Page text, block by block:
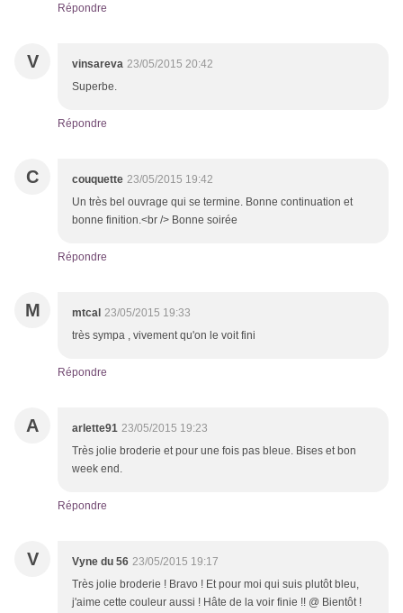
Répondre
V vinsareva 23/05/2015 20:42
Superbe.
Répondre
C couquette 23/05/2015 19:42
Un très bel ouvrage qui se termine. Bonne continuation et
bonne finition.<br /> Bonne soirée
Répondre
M mtcal 23/05/2015 19:33
très sympa , vivement qu'on le voit fini
Répondre
A arlette91 23/05/2015 19:23
Très jolie broderie et pour une fois pas bleue. Bises et bon
week end.
Répondre
V Vyne du 56 23/05/2015 19:17
Très jolie broderie ! Bravo ! Et pour moi qui suis plutôt bleu,
j'aime cette couleur aussi ! Hâte de la voir finie !! @ Bientôt !